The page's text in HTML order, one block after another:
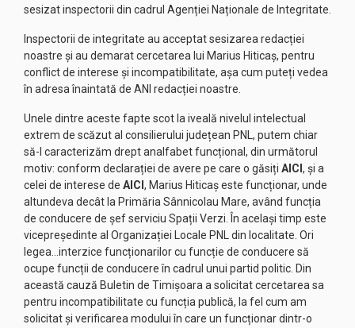
sesizat inspectorii din cadrul Agenției Naționale de Integritate.
Inspectorii de integritate au acceptat sesizarea redacției
noastre și au demarat cercetarea lui Marius Hiticaș, pentru
conflict de interese și incompatibilitate, așa cum puteți vedea
în adresa înaintată de ANI redacției noastre.
Unele dintre aceste fapte scot la iveală nivelul intelectual
extrem de scăzut al consilierului județean PNL, putem chiar
să-l caracterizăm drept analfabet funcțional, din următorul
motiv: conform declarației de avere pe care o găsiți AICI , și a
celei de interese de AICI , Marius Hiticaș este funcționar, unde
altundeva decât la Primăria Sânnicolau Mare, având funcția
de conducere de șef serviciu Spații Verzi. În același timp este
vicepreședinte al Organizației Locale PNL din localitate. Ori
legea…interzice funcționarilor cu funcție de conducere să
ocupe funcții de conducere în cadrul unui partid politic. Din
această cauză Buletin de Timișoara a solicitat cercetarea sa
pentru incompatibilitate cu funcția publică, la fel cum am
solicitat și verificarea modului în care un funcționar dintr-o